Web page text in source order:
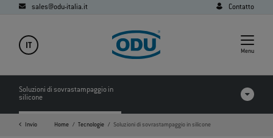
sales@odu-italia.it Contatto
IT
Menu
Soluzioni di sovrastampaggio in
silicone
Invio Home Tecnologie Soluzioni di sovrastampaggio in silicone